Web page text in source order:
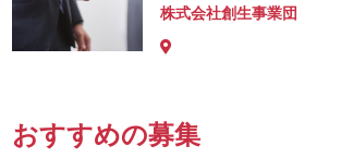
株式会社創生事業団
おすすめの募集